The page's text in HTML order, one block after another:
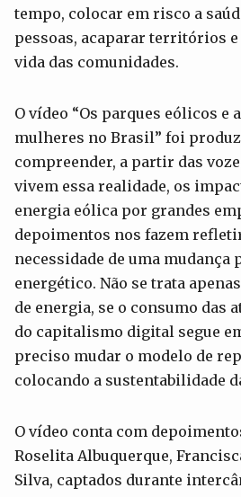
tempo, colocar em risco a
pessoas, acaparar territórios
vida das comunidades.
O vídeo “Os parques eólicos e
mulheres no Brasil” foi
compreender, a partir das
vivem essa realidade, os
energia eólica por grandes
depoimentos nos fazem
necessidade de uma mudança
energético. Não se trata
de energia, se o consumo das
do capitalismo digital segue
preciso mudar o modelo de
colocando a sustentabilidade
O vídeo conta com
Roselita Albuquerque,
Silva, captados durante